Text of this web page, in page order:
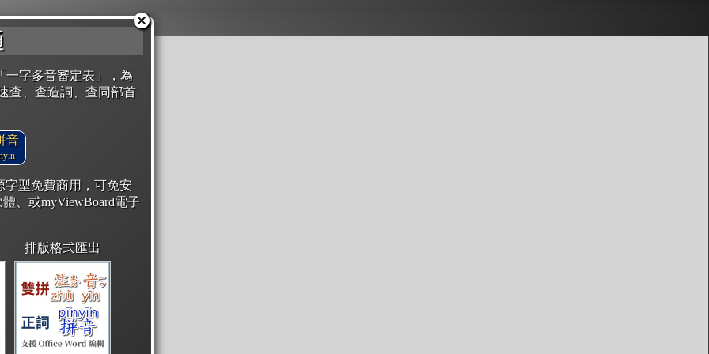
一字多音審定表」，為
查、查造詞、查同部首
音
字型免費商用，可免安
、或myViewBoard電子
排版格式匯出